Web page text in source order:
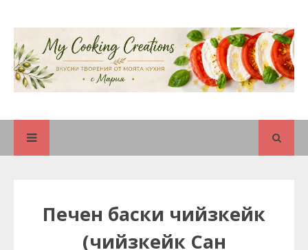
Печен баски чийзкейк
(чийзкейк Сан